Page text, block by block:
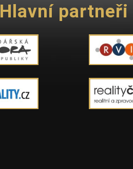
Hlavní partneři